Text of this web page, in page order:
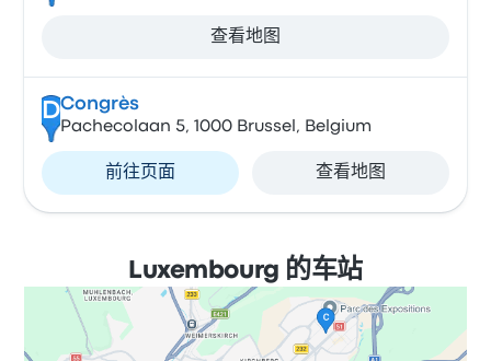
查看地图
DCongrès
Pachecolaan 5, 1000 Brussel, Belgium
前往页面 查看地图
Luxembourg 的车站